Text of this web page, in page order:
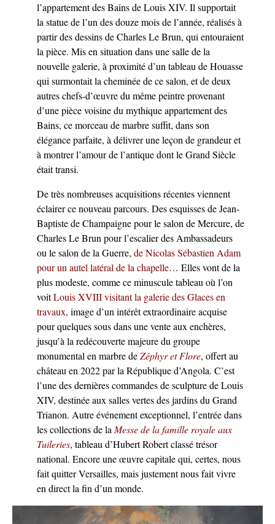
l’appartement des Bains de Louis XIV. Il supportait
la statue de l’un des douze mois de l’année, réalisés à
partir des dessins de Charles Le Brun, qui entouraient
la pièce. Mis en situation dans une salle de la
nouvelle galerie, à proximité d’un tableau de Houasse
qui surmontait la cheminée de ce salon, et de deux
autres chefs-d’œuvre du même peintre provenant
d’une pièce voisine du mythique appartement des
Bains, ce morceau de marbre suffit, dans son
élégance parfaite, à délivrer une leçon de grandeur et
à montrer l’amour de l’antique dont le Grand Siècle
était transi.
De très nombreuses acquisitions récentes viennent
éclairer ce nouveau parcours. Des esquisses de Jean-
Baptiste de Champaigne pour le salon de Mercure, de
Charles Le Brun pour l’escalier des Ambassadeurs
ou le salon de la Guerre, de Nicolas Sébastien Adam
pour un autel latéral de la chapelle… Elles vont de la
plus modeste, comme ce minuscule tableau où l’on
voitLouis XVIII visitant la galerie des Glaces en
travaux, image d’un intérêt extraordinaire acquise
pour quelques sous dans une vente aux enchères,
jusqu’à la redécouverte majeure du groupe
monumental en marbre deZéphyr et Flore, offert au
château en 2022 par la République d’Angola. C’est
l’une des dernières commandes de sculpture de Louis
XIV, destinée aux salles vertes des jardins du Grand
Trianon. Autre événement exceptionnel, l’entrée dans
les collections de laMesse de la famille royale aux
Tuileries, tableau d’Hubert Robert classé trésor
national. Encore une œuvre capitale qui, certes, nous
fait quitter Versailles, mais justement nous fait vivre
en direct la fin d’un monde.